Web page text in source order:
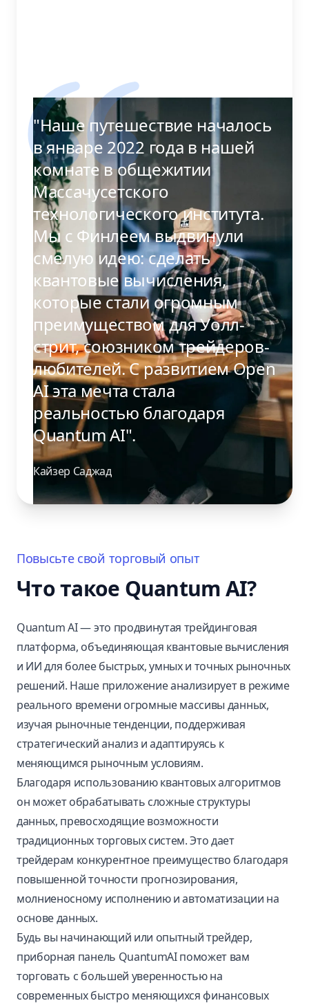
"Наше путешествие началось
в январе 2022 года в нашей
комнате в общежитии
Массачусетского
технологического института.
Мы с Финлеем выдвинули
смелую идею: сделать
квантовые вычисления,
которые стали огромным
преимуществом для Уолл-
стрит, союзником трейдеров-
любителей. С развитием Open
AI эта мечта стала
реальностью благодаря
Quantum AI".
Кайзер Саджад
Повысьте свой торговый опыт
Что такое Quantum AI?
Quantum AI — это продвинутая трейдинговая
платформа, объединяющая квантовые вычисления
и ИИ для более быстрых, умных и точных рыночных
решений. Наше приложение анализирует в режиме
реального времени огромные массивы данных,
изучая рыночные тенденции, поддерживая
стратегический анализ и адаптируясь к
меняющимся рыночным условиям.
Благодаря использованию квантовых алгоритмов
он может обрабатывать сложные структуры
данных, превосходящие возможности
традиционных торговых систем. Это дает
трейдерам конкурентное преимущество благодаря
повышенной точности прогнозирования,
молниеносному исполнению и автоматизации на
основе данных.
Будь вы начинающий или опытный трейдер,
приборная панель QuantumAI поможет вам
торговать с большей уверенностью на
современных быстро меняющихся финансовых